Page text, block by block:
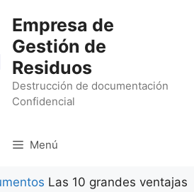
Empresa de
Gestión de
Residuos
Destrucción de documentación
Confidencial
Menú
Las 10 grandes ventajas